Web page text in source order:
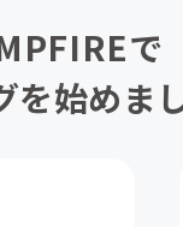
で
を始めま